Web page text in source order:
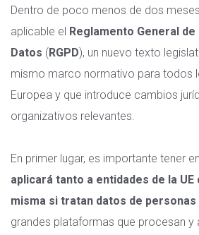
Dentro de poco menos de dos
aplicable el Reglamento General
Datos (RGPD), un nuevo texto
mismo marco normativo para todos
Europea y que introduce cambios
organizativos relevantes.
En primer lugar, es importante tener
aplicará tanto a entidades de la
misma si tratan datos de personas
grandes plataformas que procesan y